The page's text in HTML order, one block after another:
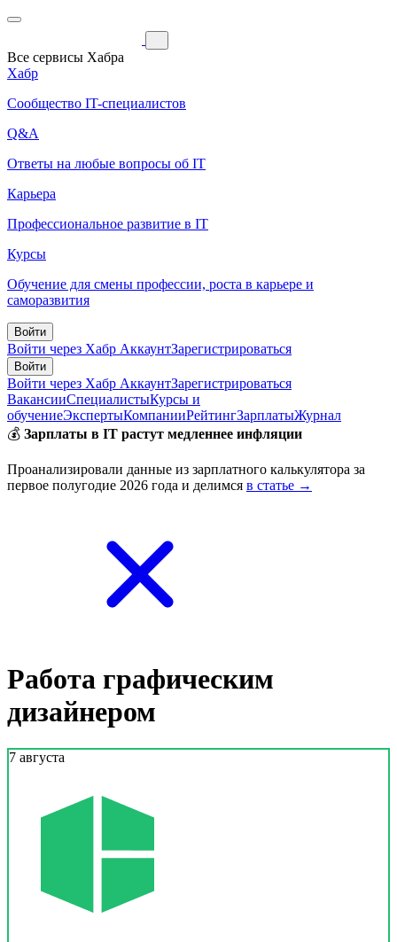
Все сервисы Хабра
Хабр
Сообщество IT-специалистов
Q&A
Ответы на любые вопросы об IT
Карьера
Профессиональное развитие в IT
Курсы
Обучение для смены профессии, роста в карьере и
саморазвития
Войти
Войти через Хабр АккаунтЗарегистрироваться
Войти
Войти через Хабр АккаунтЗарегистрироваться
ВакансииСпециалистыКурсы и
обучениеЭкспертыКомпанииРейтингЗарплатыЖурнал
💰 Зарплаты в IT растут медленнее инфляции
Проанализировали данные из зарплатного калькулятора за
первое полугодие 2026 года и делимся в статье →
Работа графическим
дизайнером
7 августа